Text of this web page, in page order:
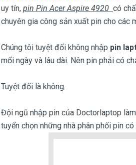
uy tín, pin Pin Acer Aspire 4920 có
chuyên gia công sản xuất pin cho các
Chúng tôi tuyệt đối không nhập pin
mổi ngày và lâu dài. Nên pin phải có
Tuyệt đối là không.
Đội ngũ nhập pin của Doctorlaptop
tuyển chọn những nhà phân phối pin